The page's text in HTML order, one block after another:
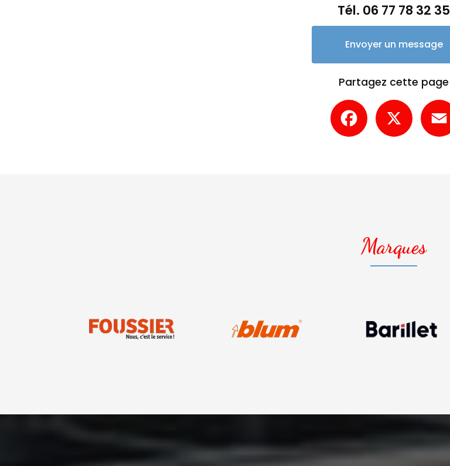
Tél. 06 77 78 32 35
Envoyer un message
Partagez cette page
Facebook
Marques